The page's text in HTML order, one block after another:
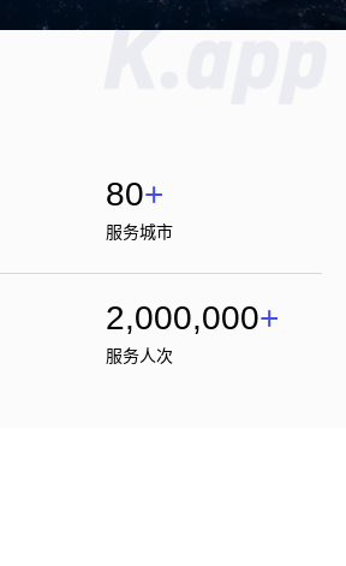
80+
服务城市
2,000,000+
服务人次